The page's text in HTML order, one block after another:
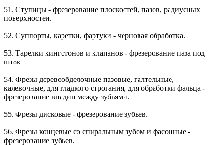
51. Ступицы - фрезерование плоскостей, пазов, радиусных
поверхностей.
52. Суппорты, каретки, фартуки - черновая обработка.
53. Тарелки кингстонов и клапанов - фрезерование паза под
шток.
54. Фрезы деревообделочные пазовые, галтельные,
калевочные, для гладкого строгания, для обработки фальца -
фрезерование впадин между зубьями.
55. Фрезы дисковые - фрезерование зубьев.
56. Фрезы концевые со спиральным зубом и фасонные -
фрезерование зубьев.